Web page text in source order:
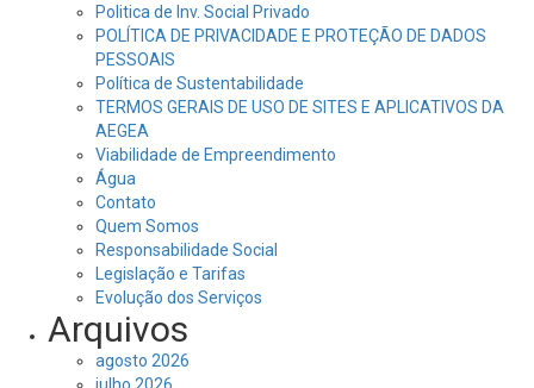
Politica de Inv. Social Privado
POLÍTICA DE PRIVACIDADE E PROTEÇÃO DE DADOS
PESSOAIS
Política de Sustentabilidade
TERMOS GERAIS DE USO DE SITES E APLICATIVOS DA
AEGEA
Viabilidade de Empreendimento
Água
Contato
Quem Somos
Responsabilidade Social
Legislação e Tarifas
Evolução dos Serviços
Arquivos
agosto 2026